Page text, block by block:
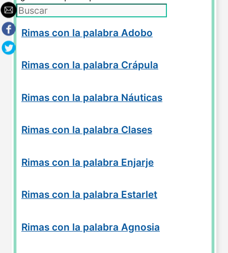
Rimas con la palabra Adobo
Rimas con la palabra Crápula
Rimas con la palabra Náuticas
Rimas con la palabra Clases
Rimas con la palabra Enjarje
Rimas con la palabra Estarlet
Rimas con la palabra Agnosia